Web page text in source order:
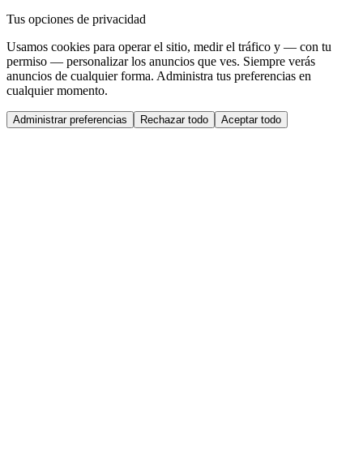
Tus opciones de privacidad
Usamos cookies para operar el sitio, medir el tráfico y — con tu
permiso — personalizar los anuncios que ves. Siempre verás
anuncios de cualquier forma. Administra tus preferencias en
cualquier momento.
Administrar preferencias Rechazar todo Aceptar todo